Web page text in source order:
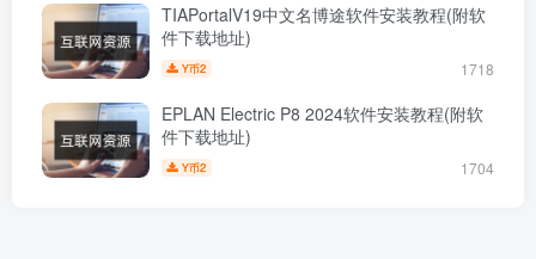
TIAPortalV19中文名博途软件安装教程(附软
件下载地址)
Y币2 1718
EPLAN Electric P8 2024软件安装教程(附软
件下载地址)
Y币2 1704